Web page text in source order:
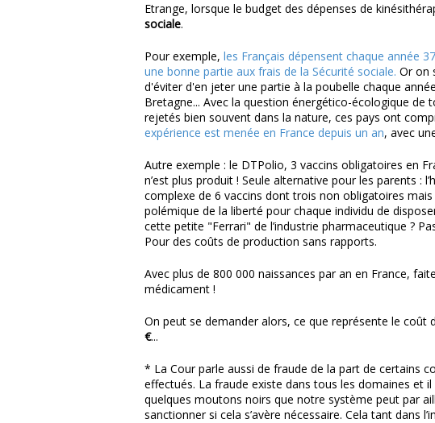
Etrange, lorsque le budget des dépenses de
sociale.
Pour exemple, les Français dépensent chaque année
une bonne partie aux frais de la Sécurité sociale. Or on
d'éviter d'en jeter une partie à la poubelle chaque
Bretagne... Avec la question énergético-écologique
rejetés bien souvent dans la nature, ces pays ont
expérience est menée en France depuis un an, avec
Autre exemple : le DTPolio, 3 vaccins obligatoires en
n’est plus produit ! Seule alternative pour les parents :
complexe de 6 vaccins dont trois non obligatoires
polémique de la liberté pour chaque individu de
cette petite "Ferrari" de l’industrie pharmaceutique ?
Pour des coûts de production sans rapports.
Avec plus de 800 000 naissances par an en France,
médicament !
On peut se demander alors, ce que représente le coût
€...
* La Cour parle aussi de fraude de la part de certains
effectués. La fraude existe dans tous les domaines et
quelques moutons noirs que notre système peut par
sanctionner si cela s’avère nécessaire. Cela tant dans